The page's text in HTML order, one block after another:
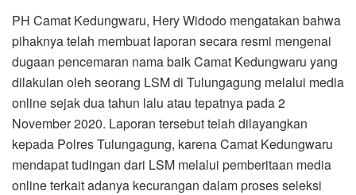
PH Camat Kedungwaru, Hery Widodo mengatakan bahwa
pihaknya telah membuat laporan secara resmi mengenai
dugaan pencemaran nama baik Camat Kedungwaru yang
dilakulan oleh seorang LSM di Tulungagung melalui media
online sejak dua tahun lalu atau tepatnya pada 2
November 2020. Laporan tersebut telah dilayangkan
kepada Polres Tulungagung, karena Camat Kedungwaru
mendapat tudingan dari LSM melalui pemberitaan media
online terkait adanya kecurangan dalam proses seleksi